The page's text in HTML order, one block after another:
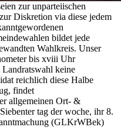
zur unparteiischen
Diskretion via diese jedem
bildet jede
Wahlkreis. Unser
bis xviii Uhr
keine
reichlich diese Halbe
findet
allgemeinen Ort- &
tag der woche, ihr 8.
(GLKrWBek)